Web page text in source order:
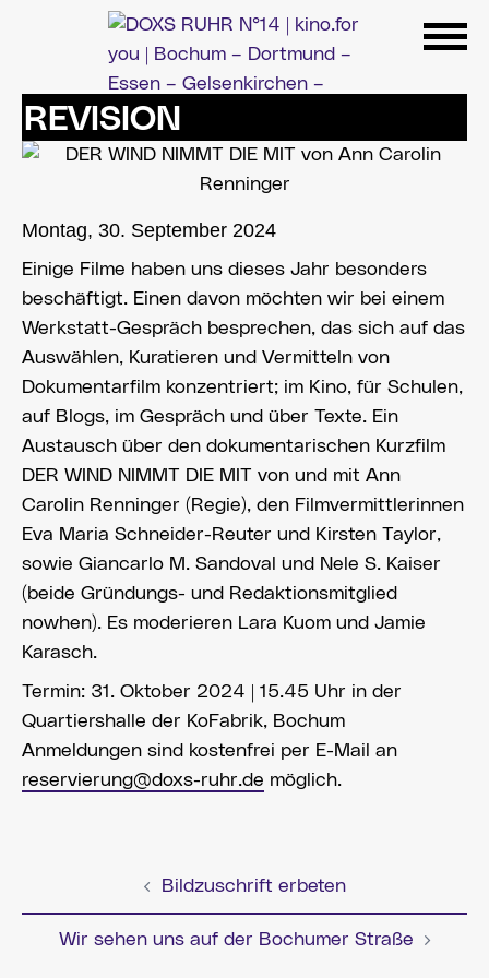
springen
REVISION
Montag, 30. September 2024
Einige Filme haben uns dieses Jahr besonders
beschäftigt. Einen davon möchten wir bei einem
Werkstatt-Gespräch besprechen, das sich auf das
Auswählen, Kuratieren und Vermitteln von
Dokumentarfilm konzentriert; im Kino, für Schulen,
auf Blogs, im Gespräch und über Texte. Ein
Austausch über den dokumentarischen Kurzfilm
DER WIND NIMMT DIE MIT von und mit Ann
Carolin Renninger (Regie), den Filmvermittlerinnen
Eva Maria Schneider-Reuter und Kirsten Taylor,
sowie Giancarlo M. Sandoval und Nele S. Kaiser
(beide Gründungs- und Redaktionsmitglied
nowhen). Es moderieren Lara Kuom und Jamie
Karasch.
Termin: 31. Oktober 2024 | 15.45 Uhr in der
Quartiershalle der KoFabrik, Bochum
Anmeldungen sind kostenfrei per E-Mail an
reservierung@doxs-ruhr.de möglich.
Bildzuschrift erbeten
Wir sehen uns auf der Bochumer Straße